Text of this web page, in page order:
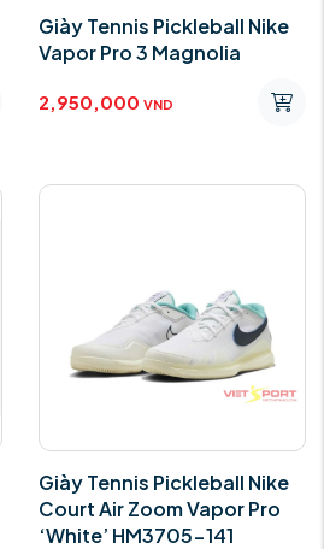
Giày Tennis Pickleball Nike
Vapor Pro 3 Magnolia
2,950,000 VND
Giày Tennis Pickleball Nike
Court Air Zoom Vapor Pro
‘White’ HM3705-141